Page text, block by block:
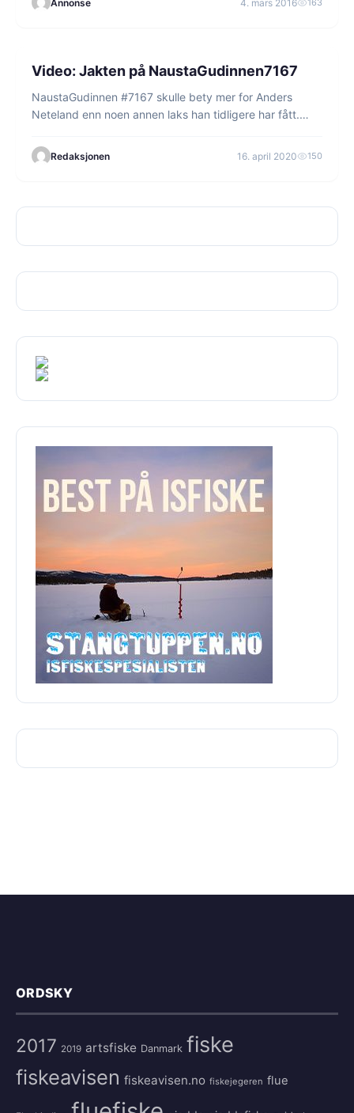
Annonse 4. mars 2016
FISKE
Video: Jakten på NaustaGudinnen7167
NaustaGudinnen #7167 skulle bety mer for Anders
Neteland enn noen annen laks han tidligere har fått.…
Redaksjonen 16. april 2020 150
ORDSKY
2017 2019 artsfiske Danmark fiske
fiskeavisen fiskeavisen.no fiskejegeren flue